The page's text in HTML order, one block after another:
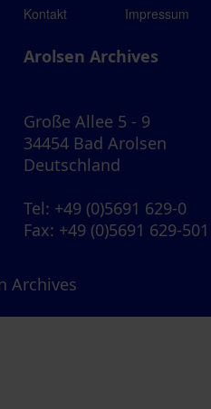
Kontakt Impressum
Arolsen Archives
Große Allee 5 - 9
34454 Bad Arolsen
Deutschland
Tel: +49 (0)5691 629-0
Fax: +49 (0)5691 629-501
Archives